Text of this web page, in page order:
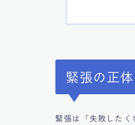
緊張の正
緊張は「失敗した